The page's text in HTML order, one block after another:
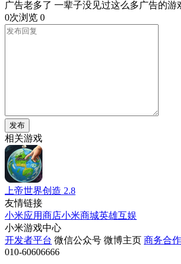
广告老多了 一辈子没见过这么多广告的
0次浏览 0
发布
相关游戏
上帝世界创造 2.8
友情链接
小米应用商店小米商城英雄互娱
小米游戏中心
开发者平台 微信公众号 微博主页 商务合作
010-60606666